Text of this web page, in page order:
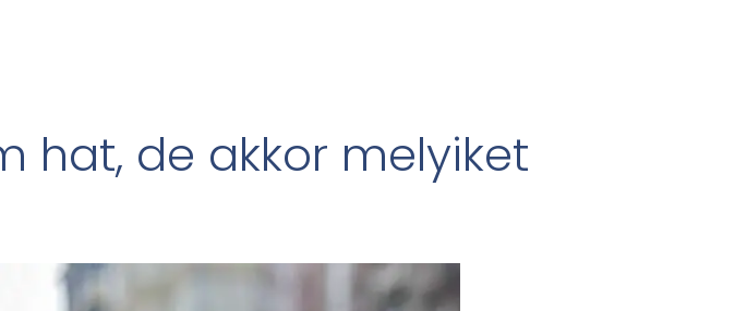
hat, de akkor melyiket